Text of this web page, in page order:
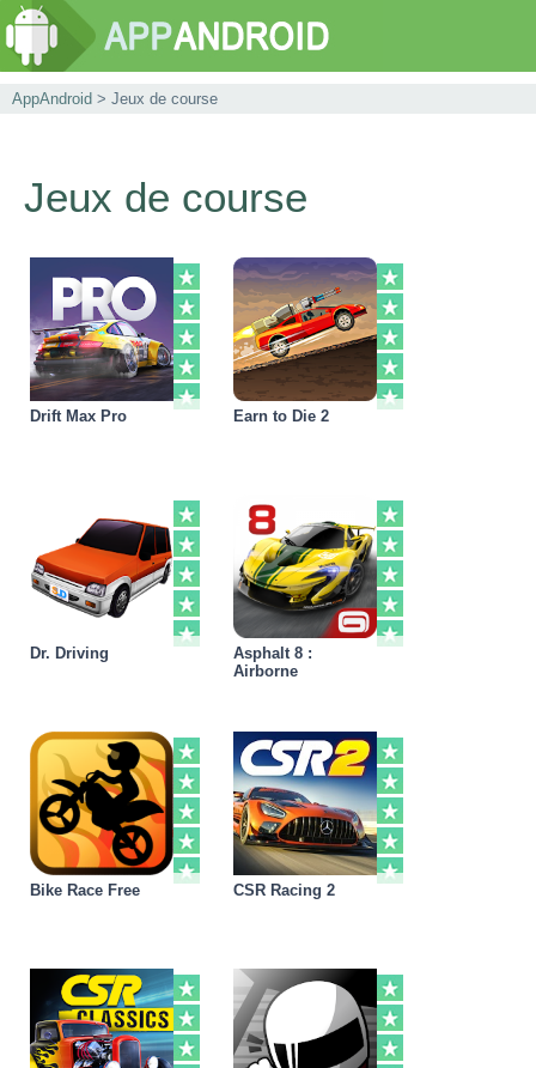
AppAndroid > Jeux de course
Jeux de course
Drift Max Pro Earn to Die 2
Dr. Driving
Asphalt 8 :
Airborne
Bike Race Free CSR Racing 2